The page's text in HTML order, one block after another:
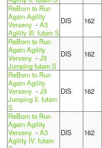
ReBorn to Run
Again Agility
Verseny -A3
Agility III. futam S
DIS 162
ReBorn to Run
Again Agility
Verseny -J3
Jumping futam S
DIS 162
ReBorn to Run
Again Agility
Verseny -J3
Jumping II. futam
S
DIS 162
ReBorn to Run
Again Agility
Verseny -A3
Agility IV. futam
DIS 162